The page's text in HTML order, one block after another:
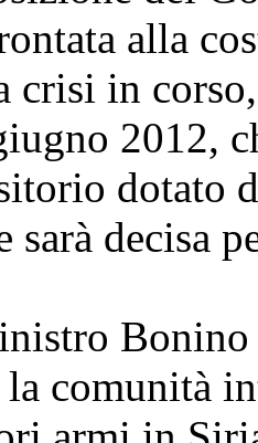
alla
crisi in
2012,
dotato
sarà decisa
ha
la comunità